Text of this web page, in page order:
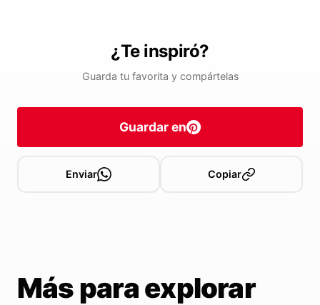
¿Te inspiró?
Guarda tu favorita y compártelas
Guardar en
Enviar Copiar
Más para explorar